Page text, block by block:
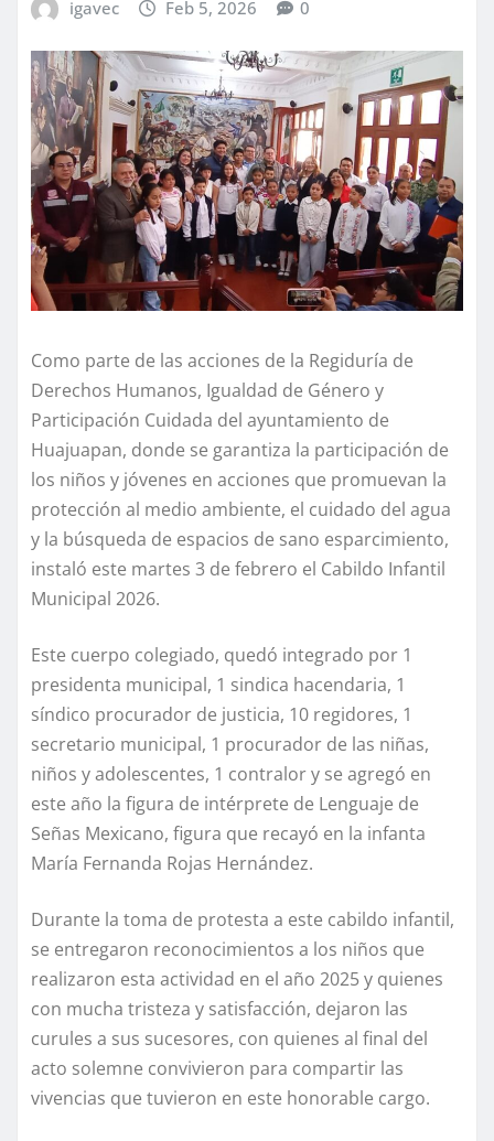
igavec Feb 5, 2026 0
Como parte de las acciones de la Regiduría de
Derechos Humanos, Igualdad de Género y
Participación Cuidada del ayuntamiento de
Huajuapan, donde se garantiza la participación de
los niños y jóvenes en acciones que promuevan la
protección al medio ambiente, el cuidado del agua
y la búsqueda de espacios de sano esparcimiento,
instaló este martes 3 de febrero el Cabildo Infantil
Municipal 2026.
Este cuerpo colegiado, quedó integrado por 1
presidenta municipal, 1 sindica hacendaria, 1
síndico procurador de justicia, 10 regidores, 1
secretario municipal, 1 procurador de las niñas,
niños y adolescentes, 1 contralor y se agregó en
este año la figura de intérprete de Lenguaje de
Señas Mexicano, figura que recayó en la infanta
María Fernanda Rojas Hernández.
Durante la toma de protesta a este cabildo infantil,
se entregaron reconocimientos a los niños que
realizaron esta actividad en el año 2025 y quienes
con mucha tristeza y satisfacción, dejaron las
curules a sus sucesores, con quienes al final del
acto solemne convivieron para compartir las
vivencias que tuvieron en este honorable cargo.